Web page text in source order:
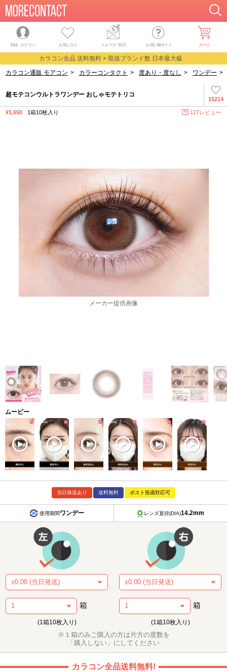
登録・ログイン お気に入り メルマガ・割引 お買い物ガイド カート
カラコン全品 送料無料 × 取扱ブランド数 日本最大級
カラコン通販 モアコン > カラーコンタクト > 度あり・度なし > ワンデー >
15214
超モテコンウルトラワンデー おしゃモテトリコ
¥1,650 1箱10枚入り 127レビュー
ムービー
当日発送あり 送料無料 ポスト投函対応可
使用期間ワンデー レンズ直径(DIA)14.2mm
箱
(1箱10枚入り)
箱
(1箱10枚入り)
※１箱のみご購入の方は片方の度数を
「購入しない」にしてください
カラコン全品送料無料!